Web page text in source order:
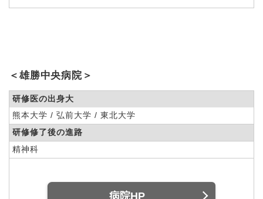
＜雄勝中央病院＞
研修医の出身大
熊本大学 / 弘前大学 / 東北大学
研修修了後の進路
精神科
病院HP